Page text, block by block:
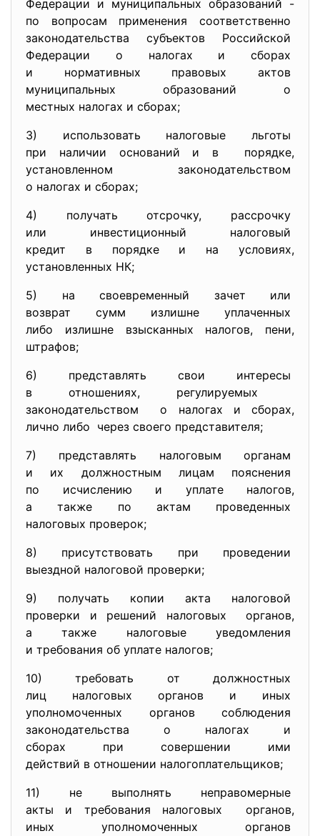
Федерации и муниципальных образований -
по вопросам применения соответственно
законодательства субъектов Российской
Федерации о налогах и сборах
и нормативных правовых актов
муниципальных образований о
местных налогах и сборах;
3) использовать налоговые льготы
при наличии оснований и в порядке,
установленном законодательством
о налогах и сборах;
4) получать отсрочку, рассрочку
или инвестиционный налоговый
кредит в порядке и на условиях,
установленных НК;
5) на своевременный зачет или
возврат сумм излишне уплаченных
либо излишне взысканных налогов, пени,
штрафов;
6) представлять свои интересы
в отношениях, регулируемых
законодательством о налогах и сборах,
лично либо через своего представителя;
7) представлять налоговым органам
и их должностным лицам пояснения
по исчислению и уплате налогов,
а также по актам проведенных
налоговых проверок;
8) присутствовать при проведении
выездной налоговой проверки;
9) получать копии акта налоговой
проверки и решений налоговых органов,
а также налоговые уведомления
и требования об уплате налогов;
10) требовать от должностных
лиц налоговых органов и иных
уполномоченных органов соблюдения
законодательства о налогах и
сборах при совершении ими
действий в отношении налогоплательщиков;
11) не выполнять неправомерные
акты и требования налоговых органов,
иных уполномоченных органов